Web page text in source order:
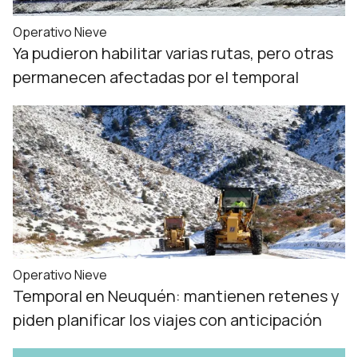
Operativo Nieve
Ya pudieron habilitar varias rutas, pero otras
permanecen afectadas por el temporal
Operativo Nieve
Temporal en Neuquén: mantienen retenes y
piden planificar los viajes con anticipación